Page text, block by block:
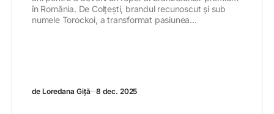
în România. De Colțești, brandul recunoscut și sub
numele Torockoi, a transformat pasiunea...
de Loredana Giță 8 dec. 2025